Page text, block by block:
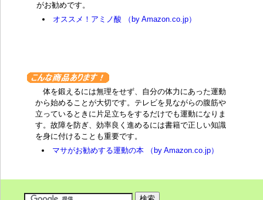
がお勧めです。
オススメ！アミノ酸 （by Amazon.co.jp）
体を鍛えるには無理をせず、自分の体力にあった運動
から始めることが大切です。テレビを見ながらの腹筋や
立っているときに片足立ちをするだけでも運動になりま
す。故障を防ぎ、効率良く進めるには書籍で正しい知識
を身に付けることも重要です。
マサがお勧めする運動の本 （by Amazon.co.jp）